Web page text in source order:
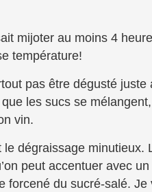
mijoter au moins 4
température!
pas être dégusté
les sucs se
vin.
le dégraissage minutieux.
peut accentuer avec
forcené du sucré-salé.